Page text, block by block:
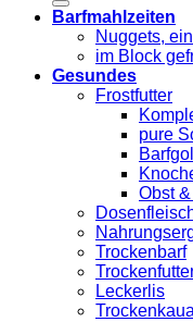
Barfmahlzeiten
Nuggets,
im Block
Gesundes
Frostfutter
pure
Obst
Trockenbarf
Leckerlis